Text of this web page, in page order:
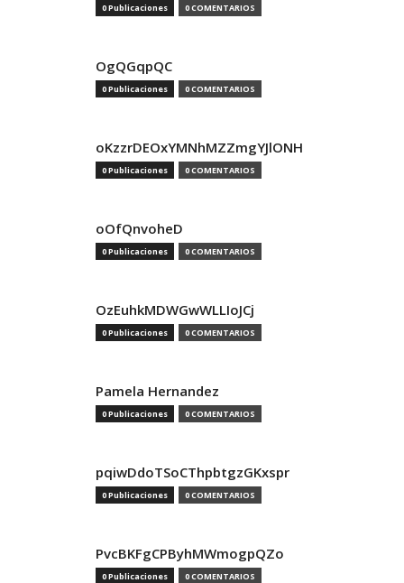
0 Publicaciones 0 COMENTARIOS
OgQGqpQC
0 Publicaciones 0 COMENTARIOS
oKzzrDEOxYMNhMZZmgYJlONH
0 Publicaciones 0 COMENTARIOS
oOfQnvoheD
0 Publicaciones 0 COMENTARIOS
OzEuhkMDWGwWLLIoJCj
0 Publicaciones 0 COMENTARIOS
Pamela Hernandez
0 Publicaciones 0 COMENTARIOS
pqiwDdoTSoCThpbtgzGKxspr
0 Publicaciones 0 COMENTARIOS
PvcBKFgCPByhMWmogpQZo
0 Publicaciones 0 COMENTARIOS